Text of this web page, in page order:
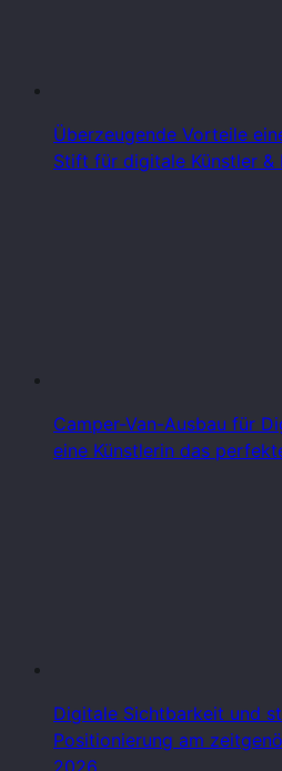
Überzeugende Vorteile
Stift für digitale Künstler &
Camper-Van-Ausbau für
eine Künstlerin das
Digitale Sichtbarkeit und
Positionierung am
2026